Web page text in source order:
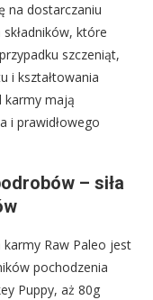
na dostarczaniu
które
szczeniąt,
i kształtowania
karmy mają
i prawidłowego
– siła
karmy Raw Paleo jest
pochodzenia
Puppy, aż 80g